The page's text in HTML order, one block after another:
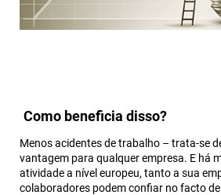
Como beneficia disso?
Menos acidentes de trabalho – trata-se
vantagem para qualquer empresa. E há
atividade a nível europeu, tanto a sua
colaboradores podem confiar no facto